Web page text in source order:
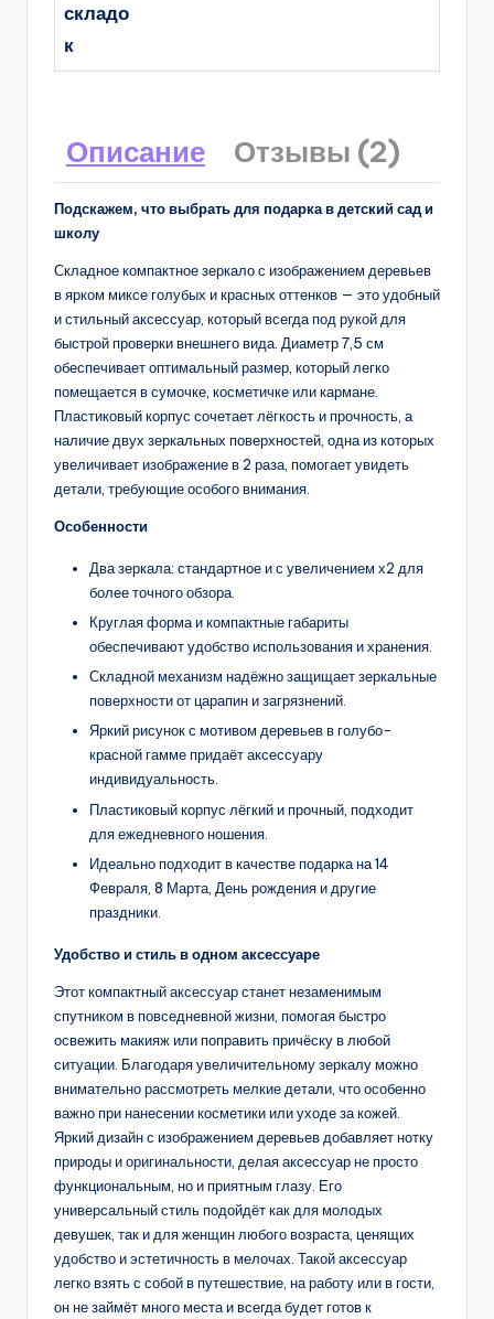
складо
к
Описание Отзывы (2)
Подскажем, что выбрать для подарка в детский сад и
школу
Складное компактное зеркало с изображением деревьев
в ярком миксе голубых и красных оттенков — это удобный
и стильный аксессуар, который всегда под рукой для
быстрой проверки внешнего вида. Диаметр 7,5 см
обеспечивает оптимальный размер, который легко
помещается в сумочке, косметичке или кармане.
Пластиковый корпус сочетает лёгкость и прочность, а
наличие двух зеркальных поверхностей, одна из которых
увеличивает изображение в 2 раза, помогает увидеть
детали, требующие особого внимания.
Особенности
Два зеркала: стандартное и с увеличением х2 для
более точного обзора.
Круглая форма и компактные габариты
обеспечивают удобство использования и хранения.
Складной механизм надёжно защищает зеркальные
поверхности от царапин и загрязнений.
Яркий рисунок с мотивом деревьев в голубо-
красной гамме придаёт аксессуару
индивидуальность.
Пластиковый корпус лёгкий и прочный, подходит
для ежедневного ношения.
Идеально подходит в качестве подарка на 14
Февраля, 8 Марта, День рождения и другие
праздники.
Удобство и стиль в одном аксессуаре
Этот компактный аксессуар станет незаменимым
спутником в повседневной жизни, помогая быстро
освежить макияж или поправить причёску в любой
ситуации. Благодаря увеличительному зеркалу можно
внимательно рассмотреть мелкие детали, что особенно
важно при нанесении косметики или уходе за кожей.
Яркий дизайн с изображением деревьев добавляет нотку
природы и оригинальности, делая аксессуар не просто
функциональным, но и приятным глазу. Его
универсальный стиль подойдёт как для молодых
девушек, так и для женщин любого возраста, ценящих
удобство и эстетичность в мелочах. Такой аксессуар
легко взять с собой в путешествие, на работу или в гости,
он не займёт много места и всегда будет готов к